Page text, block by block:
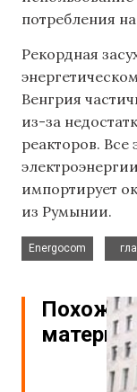
потребления
Рекордная
Венгрия
из-за
реакторов.
импортирует
из Румынии.
Energocom
Похожие